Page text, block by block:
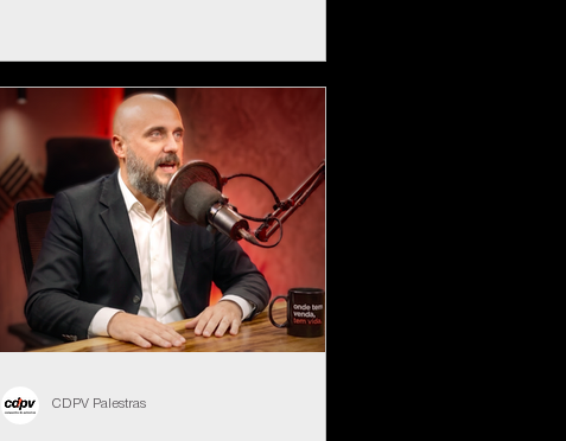
CDPV Palestras